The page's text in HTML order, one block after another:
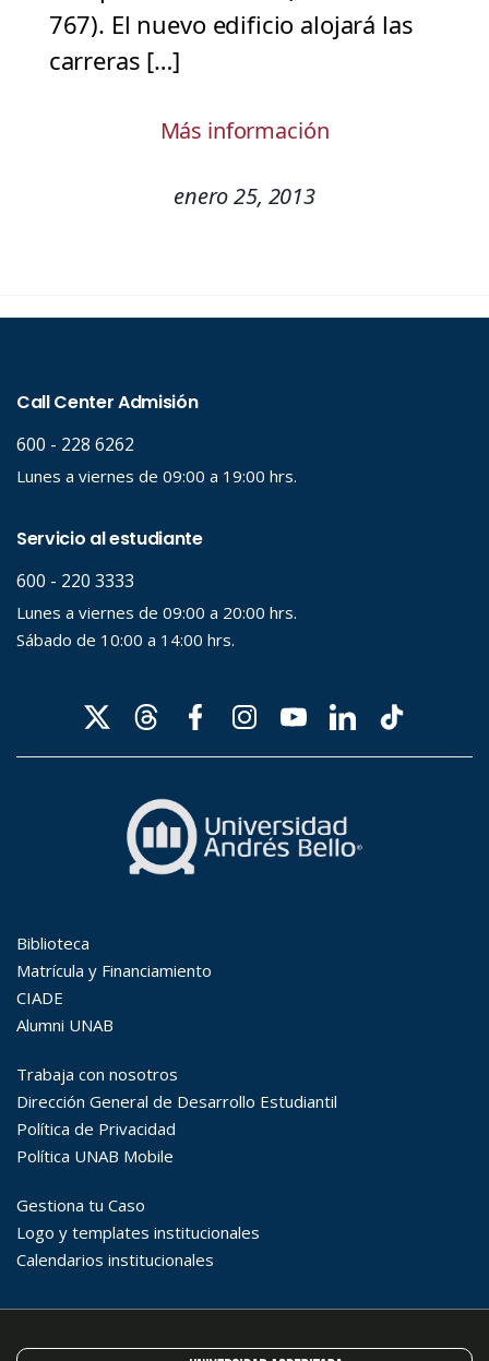
767). El nuevo edificio alojará las
carreras […]
Más información
enero 25, 2013